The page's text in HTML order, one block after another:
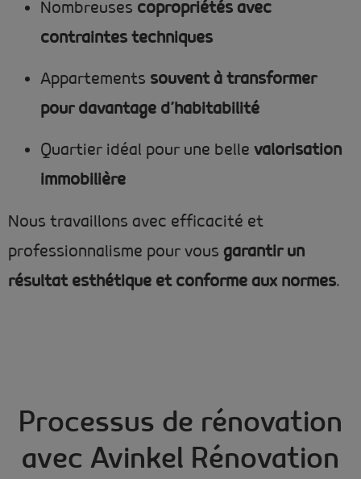
Nombreuses copropriétés avec
contraintes techniques
Appartements souvent à transformer
pour davantage d’habitabilité
Quartier idéal pour une belle valorisation
immobilière
Nous travaillons avec efficacité et
professionnalisme pour vous garantir un
résultat esthétique et conforme aux normes.
Processus de rénovation
avec Avinkel Rénovation